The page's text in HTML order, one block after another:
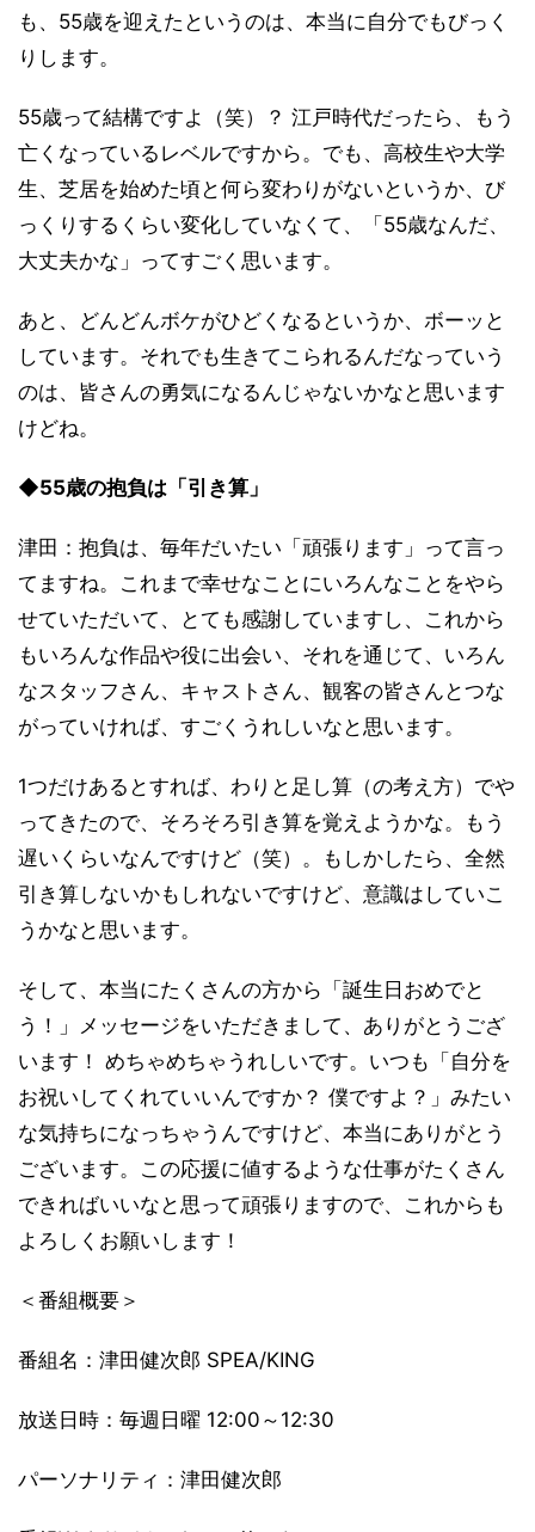
も、55歳を迎えたというのは、本当に自分でもびっく
りします。
55歳って結構ですよ（笑）？ 江戸時代だったら、もう
亡くなっているレベルですから。でも、高校生や大学
生、芝居を始めた頃と何ら変わりがないというか、び
っくりするくらい変化していなくて、「55歳なんだ、
大丈夫かな」ってすごく思います。
あと、どんどんボケがひどくなるというか、ボーッと
しています。それでも生きてこられるんだなっていう
のは、皆さんの勇気になるんじゃないかなと思います
けどね。
◆55歳の抱負は「引き算」
津田：抱負は、毎年だいたい「頑張ります」って言っ
てますね。これまで幸せなことにいろんなことをやら
せていただいて、とても感謝していますし、これから
もいろんな作品や役に出会い、それを通じて、いろん
なスタッフさん、キャストさん、観客の皆さんとつな
がっていければ、すごくうれしいなと思います。
1つだけあるとすれば、わりと足し算（の考え方）でや
ってきたので、そろそろ引き算を覚えようかな。もう
遅いくらいなんですけど（笑）。もしかしたら、全然
引き算しないかもしれないですけど、意識はしていこ
うかなと思います。
そして、本当にたくさんの方から「誕生日おめでと
う！」メッセージをいただきまして、ありがとうござ
います！ めちゃめちゃうれしいです。いつも「自分を
お祝いしてくれていいんですか？ 僕ですよ？」みたい
な気持ちになっちゃうんですけど、本当にありがとう
ございます。この応援に値するような仕事がたくさん
できればいいなと思って頑張りますので、これからも
よろしくお願いします！
＜番組概要＞
番組名：津田健次郎 SPEA/KING
放送日時：毎週日曜 12:00～12:30
パーソナリティ：津田健次郎